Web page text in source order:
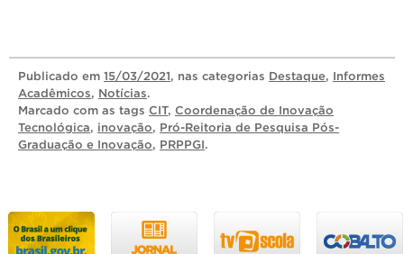
Publicado em 15/03/2021, nas categorias Destaque, Informes
Acadêmicos, Notícias.
Marcado com as tags CIT, Coordenação de Inovação
Tecnológica, inovação, Pró-Reitoria de Pesquisa Pós-
Graduação e Inovação, PRPPGI.